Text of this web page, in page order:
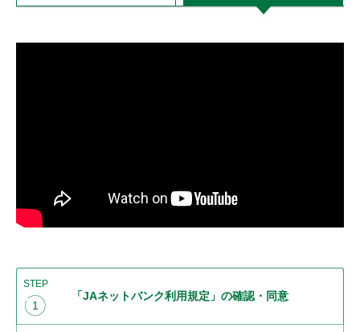
STEP
1
「JAネットバンク利用規定」の確認・同意